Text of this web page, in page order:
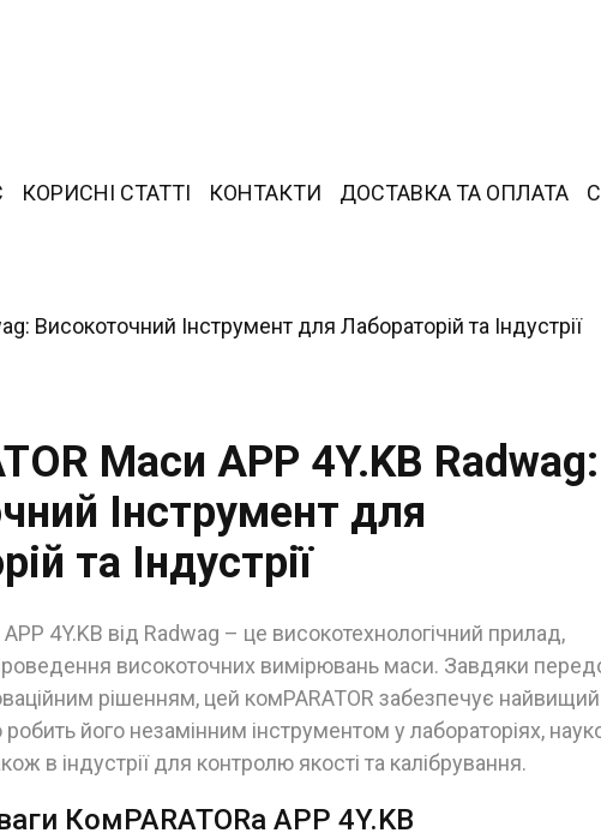
КОРИСНІ СТАТТІ КОНТАКТИ ДОСТАВКА ТА ОПЛАТА
Маси APP 4Y.KB Radwag:
Інструмент для
та Індустрії
4Y.KB від Radwag – це високотехнологічний прилад,
високоточних вимірювань маси. Завдяки
рішенням, цей комPARATOR забезпечує найвищий
робить його незамінним інструментом у лабораторіях,
в індустрії для контролю якості та калібрування.
КомPARATORа APP 4Y.KB